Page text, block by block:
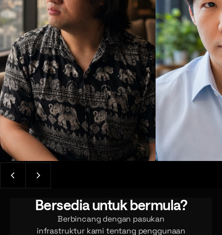
Bersedia untuk bermula?
Berbincang dengan pasukan
infrastruktur kami tentang penggunaan